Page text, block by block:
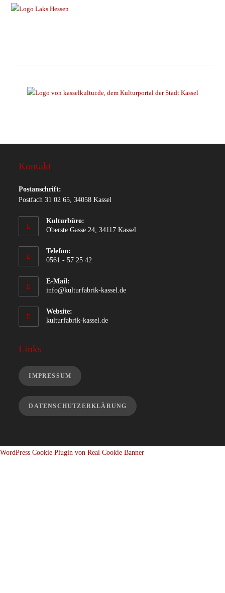
Kontakt
Postanschrift:
Postfach 31 02 65, 34058 Kassel
Kulturbüro:
Oberste Gasse 24, 34117 Kassel
Telefon:
0561 - 57 25 42
E-Mail:
info@kulturfabrik-kassel.de
Website:
kulturfabrik-kassel.de
Links
IMPRESSUM
DATENSCHUTZERKLÄRUNG
WordPress Cookie Plugin von Real Cookie Banner